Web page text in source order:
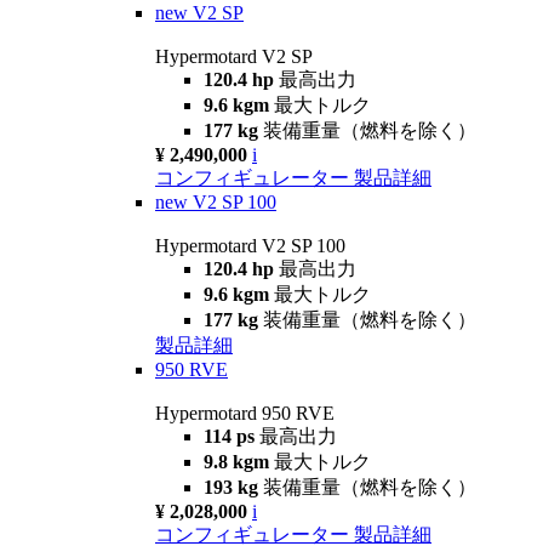
new V2 SP
Hypermotard V2 SP
120.4 hp 最高出力
9.6 kgm 最大トルク
177 kg 装備重量（燃料を除く）
¥ 2,490,000 i
コンフィギュレーター 製品詳細
new V2 SP 100
Hypermotard V2 SP 100
120.4 hp 最高出力
9.6 kgm 最大トルク
177 kg 装備重量（燃料を除く）
製品詳細
950 RVE
Hypermotard 950 RVE
114 ps 最高出力
9.8 kgm 最大トルク
193 kg 装備重量（燃料を除く）
¥ 2,028,000 i
コンフィギュレーター 製品詳細